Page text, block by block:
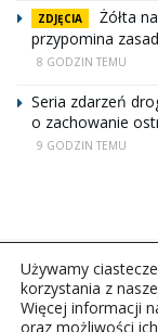
ZDJĘCIA
Żółta
przypomina
8 GODZIN TEMU
Seria zdarzeń
o zachowanie
9 GODZIN TEMU
Używamy
korzystania z
Więcej informacji
oraz możliwości